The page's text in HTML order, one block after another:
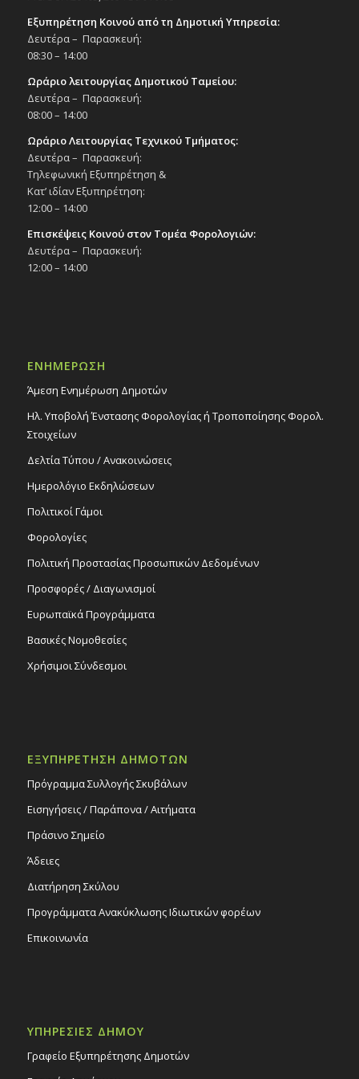
Εξυπηρέτηση Κοινού από τη Δημοτική Υπηρεσία:
Δευτέρα – Παρασκευή:
08:30 – 14:00
Ωράριο λειτουργίας Δημοτικού Ταμείου:
Δευτέρα – Παρασκευή:
08:00 – 14:00
Ωράριο Λειτουργίας Τεχνικού Τμήματος:
Δευτέρα – Παρασκευή:
Τηλεφωνική Εξυπηρέτηση &
Κατ’ ιδίαν Εξυπηρέτηση:
12:00 – 14:00
Επισκέψεις Κοινού στον Τομέα Φορολογιών:
Δευτέρα – Παρασκευή:
12:00 – 14:00
ΕΝΗΜΕΡΩΣΗ
Άμεση Ενημέρωση Δημοτών
Ηλ. Υποβολή Ένστασης Φορολογίας ή Τροποποίησης Φορολ.
Στοιχείων
Δελτία Τύπου / Ανακοινώσεις
Ημερολόγιο Εκδηλώσεων
Πολιτικοί Γάμοι
Φορολογίες
Πολιτική Προστασίας Προσωπικών Δεδομένων
Προσφορές / Διαγωνισμοί
Ευρωπαϊκά Προγράμματα
Βασικές Νομοθεσίες
Χρήσιμοι Σύνδεσμοι
ΕΞΥΠΗΡΕΤΗΣΗ ΔΗΜΟΤΩΝ
Πρόγραμμα Συλλογής Σκυβάλων
Εισηγήσεις / Παράπονα / Αιτήματα
Πράσινο Σημείο
Άδειες
Διατήρηση Σκύλου
Προγράμματα Ανακύκλωσης Ιδιωτικών φορέων
Επικοινωνία
ΥΠΗΡΕΣΙΕΣ ΔΗΜΟΥ
Γραφείο Εξυπηρέτησης Δημοτών